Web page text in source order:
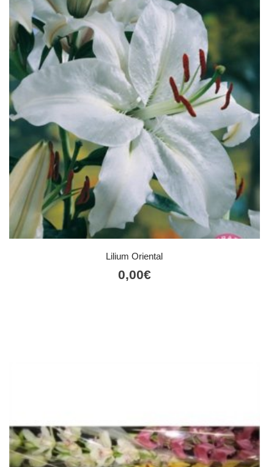
Lilium Oriental
0,00€